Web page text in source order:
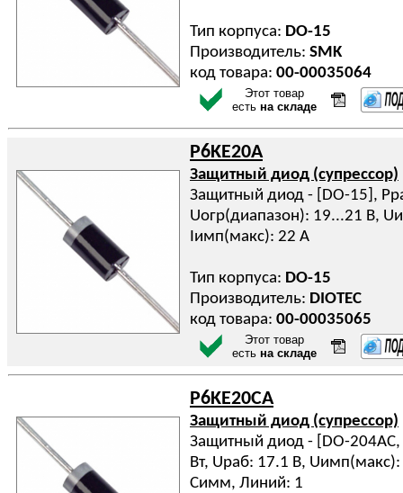
Тип корпуса: DO-15
Производитель: SMK
код товара: 00-00035064
Этот товар
есть на складе
P6KE20A
Защитный диод (супрессор)
Защитный диод - [DO-15],
Uогр(диапазон): 19...21 В,
Iимп(макс): 22 А
Тип корпуса: DO-15
Производитель: DIOTEC
код товара: 00-00035065
Этот товар
есть на складе
P6KE20CA
Защитный диод (супрессор)
Защитный диод - [DO-
Вт, Uраб: 17.1 В,
Симм, Линий: 1